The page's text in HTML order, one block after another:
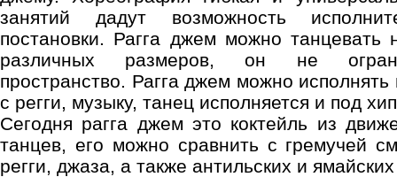
занятий дадут возможность
постановки. Рагга джем можно танцевать
различных размеров, он не
пространство. Рагга джем можно
с регги, музыку, танец исполняется и под
Сегодня рагга джем это коктейль из
танцев, его можно сравнить с гремучей
регги, джаза, а также антильских и